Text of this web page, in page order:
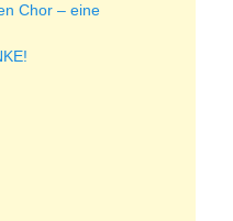
Chor – eine